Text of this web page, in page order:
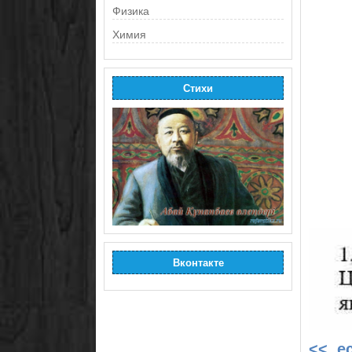
Физика
Химия
Стихи
Вконтакте